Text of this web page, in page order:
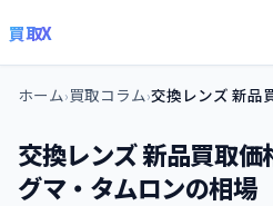
買取X
ホーム›買取コラム›交換レンズ 新品
交換レンズ 新品買取
グマ・タムロンの相場